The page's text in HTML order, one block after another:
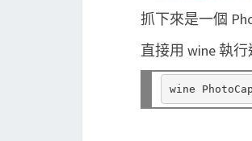
抓下來是一個
直接用 wine 執